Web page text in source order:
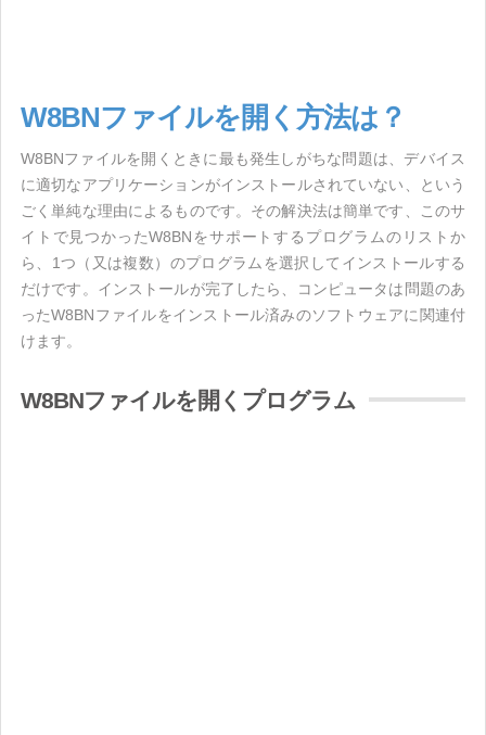
W8BNファイルを開く方法は？
W8BNファイルを開くときに最も発生しがちな問題は、デバイス
に適切なアプリケーションがインストールされていない、という
ごく単純な理由によるものです。その解決法は簡単です、このサ
イトで見つかったW8BNをサポートするプログラムのリストか
ら、1つ（又は複数）のプログラムを選択してインストールする
だけです。インストールが完了したら、コンピュータは問題のあ
ったW8BNファイルをインストール済みのソフトウェアに関連付
けます。
W8BNファイルを開くプログラム